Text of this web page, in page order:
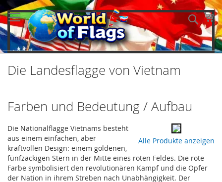
Direkt
zum
Inhalt
Die Landesflagge von Vietnam
Farben und Bedeutung / Aufbau
Alle Produkte anzeigen
Die Nationalflagge Vietnams besteht
aus einem einfachen, aber
kraftvollen Design: einem goldenen,
fünfzackigen Stern in der Mitte eines roten Feldes. Die rote
Farbe symbolisiert den revolutionären Kampf und die Opfer
der Nation in ihrem Streben nach Unabhängigkeit. Der